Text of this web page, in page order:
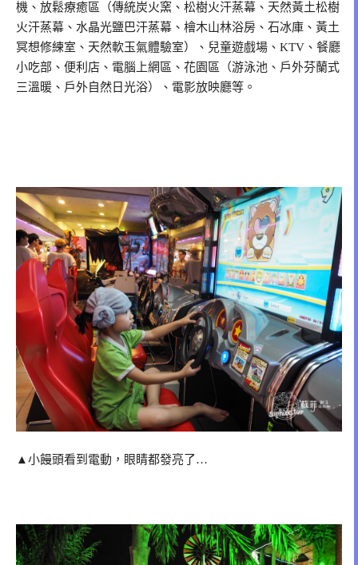
機、放鬆療癒區（傳統炭火窯、松樹火汗蒸幕、天然黃土松樹
火汗蒸幕、水晶光鹽巴汗蒸幕、檜木山林浴房、石冰庫、黃土
冥想修練室、天然軟玉氣體驗室）、兒童遊戲場、KTV、餐廳
小吃部、便利店、電腦上網區、花園區（游泳池、戶外芬蘭式
三溫暖、戶外自然日光浴）、電影放映廳等。
▲小饅頭看到電動，眼睛都發亮了…